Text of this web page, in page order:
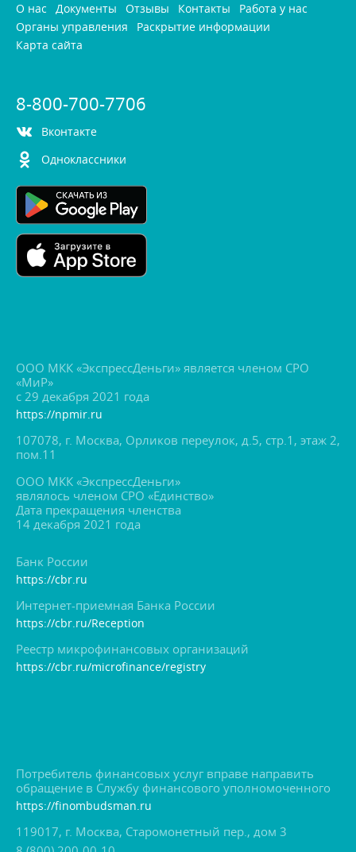
О нас Документы Отзывы Контакты
Работа у нас
Органы управления
Раскрытие информации
Карта сайта
8-800-700-7706
контакте
Одноклассники
ООО МКК «ЭкспрессДеньги» является членом СРО
«МиР»
с 29 декабря 2021 года
https://npmir.ru
107078, г. Москва, Орликов переулок, д.5, стр.1, этаж 2,
пом.11
ООО МКК «ЭкспрессДеньги»
являлось членом СРО «Единство»
Дата прекращения членства
14 декабря 2021 года
Банк России
https://cbr.ru
Интернет-приемная Банка России
https://cbr.ru/Reception
Реестр микрофинансовых организаций
https://cbr.ru/microfinance/registry
Потребитель финансовых услуг вправе направить
обращение в Службу финансового уполномоченного
https://finombudsman.ru
119017, г. Москва, Старомонетный пер., дом 3